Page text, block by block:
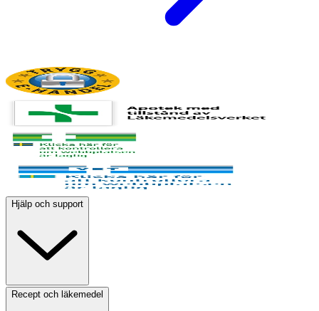
Hjälp och support
Recept och läkemedel